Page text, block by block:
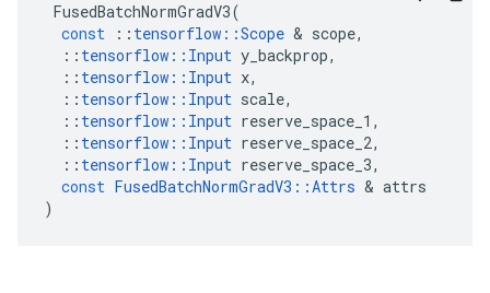
FusedBatchNormGradV3(
const
:: tensorflow ::Scope & scope,
:: tensorflow :: Input y_backprop,
:: tensorflow :: Input x,
:: tensorflow :: Input scale,
:: tensorflow :: Input reserve_space_1 ,
:: tensorflow :: Input reserve_space_2,
:: tensorflow :: Input reserve_space_3,
const FusedBatchNormGradV3 ::Attrs & attrs
)